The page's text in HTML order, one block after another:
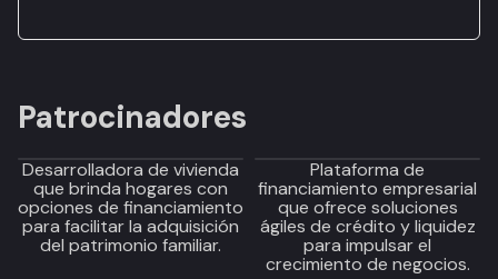
Patrocinadores
Desarrolladora de vivienda
que brinda hogares con
opciones de financiamiento
para facilitar la adquisición
del patrimonio familiar.
Plataforma de
financiamiento empresarial
que ofrece soluciones
ágiles de crédito y liquidez
para impulsar el
crecimiento de negocios.